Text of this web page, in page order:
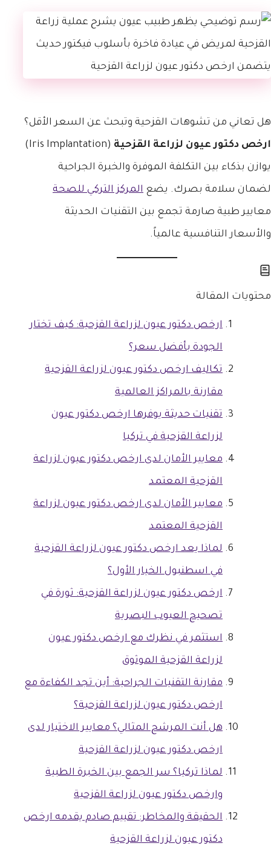
هل تعاني من تشوهات القزحية وتبحث عن السعر الأقل؟
ارخص دكتور عيون لزراعة القزحية (Iris Implantation)
يوازن بذكاء بين التكلفة الموفرة والخبرة الجراحية
لضمان سلامة بصرك. يضع المركز التركي للصحة
معايير طبية صارمة تجمع بين التقنيات الحديثة
والأسعار التنافسية عالمياً.
محتويات المقالة
ارخص دكتور عيون لزراعة القزحية: كيف تختار
الجودة بأفضل سعر؟
تكاليف ارخص دكتور عيون لزراعة القزحية
مقارنة بالمراكز العالمية
تقنيات حديثة يوفرها ارخص دكتور عيون
لزراعة القزحية في تركيا
معايير الأمان لدى ارخص دكتور عيون لزراعة
القزحية المعتمد
معايير الأمان لدى ارخص دكتور عيون لزراعة
القزحية المعتمد
لماذا يعد ارخص دكتور عيون لزراعة القزحية
في اسطنبول الخيار الأول؟
ارخص دكتور عيون لزراعة القزحية: ثورة في
تصحيح العيوب البصرية
استثمر في نظرك مع ارخص دكتور عيون
لزراعة القزحية الموثوق
مقارنة التقنيات الجراحية: أين تجد الكفاءة مع
ارخص دكتور عيون لزراعة القزحية؟
هل أنت المرشح المثالي؟ معايير الاختيار لدى
ارخص دكتور عيون لزراعة القزحية
لماذا تركيا؟ سر الجمع بين الخبرة الطبية
وارخص دكتور عيون لزراعة القزحية
الحقيقة والمخاطر: تقييم صادم يقدمه ارخص
دكتور عيون لزراعة القزحية